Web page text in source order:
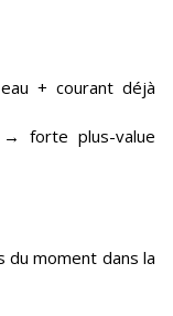
+ courant déjà
forte plus-value
du moment dans la